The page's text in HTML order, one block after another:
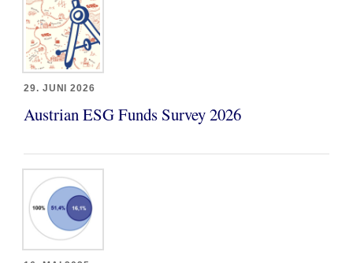
29. JUNI 2026
Austrian ESG Funds Survey 2026